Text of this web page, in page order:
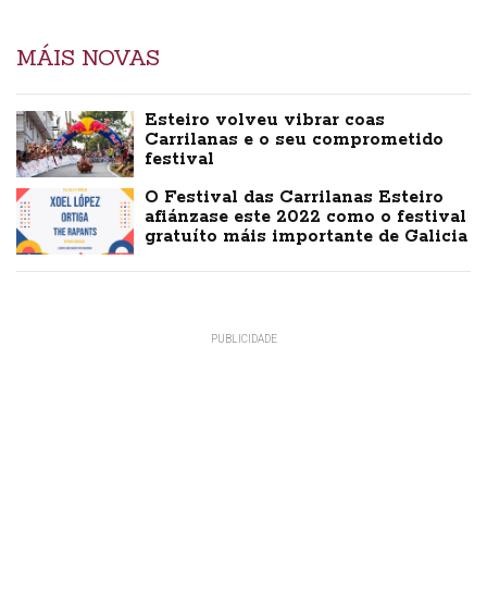
MÁIS NOVAS
Esteiro volveu vibrar coas
Carrilanas e o seu comprometido
festival
O Festival das Carrilanas Esteiro
afiánzase este 2022 como o festival
gratuíto máis importante de Galicia